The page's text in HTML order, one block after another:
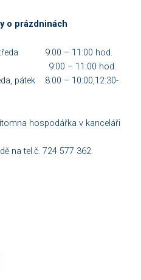
o prázdninách
9:00 – 11:00 hod.
9:00 – 11:00 hod.
pátek 8:00 – 10:00,12:30-
hospodářka v kanceláři
na tel.č. 724 577 362.